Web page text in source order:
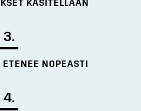
KÄSITELLÄÄN
3.
ETENEE NOPEASTI
4.